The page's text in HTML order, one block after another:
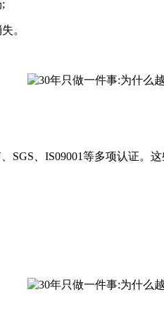
。
SGS、IS09001等多项认证。